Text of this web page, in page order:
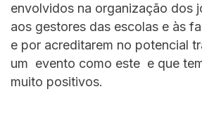
envolvidos na organização dos
aos gestores das escolas e às
e por acreditarem no potencial
um evento como este e que
muito positivos.